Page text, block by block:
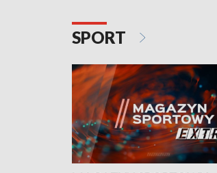
SPORT